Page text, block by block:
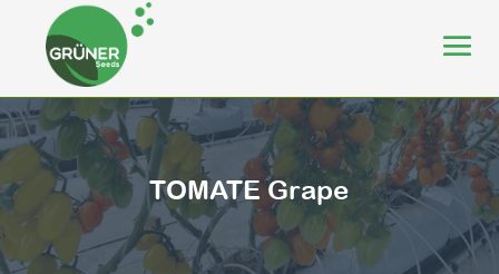
TOMATEGrape